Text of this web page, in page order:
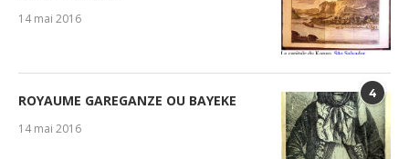
14 mai 2016
4
ROYAUME GAREGANZE OU BAYEKE
14 mai 2016